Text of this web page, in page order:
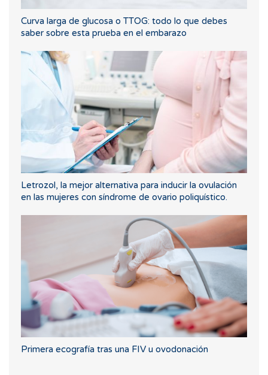
Curva larga de glucosa o TTOG: todo lo que debes
saber sobre esta prueba en el embarazo
Letrozol, la mejor alternativa para inducir la ovulación
en las mujeres con síndrome de ovario poliquístico.
Primera ecografía tras una FIV u ovodonación